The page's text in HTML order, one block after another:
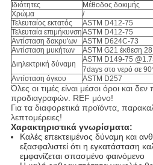
Ιδιότητες Μέθοδος δοκιμής
Χρώμα
/
Τελευταίος εκτατός
ASTM D412-75
Τελευταία επιμήκυνσηASTM D412-75
Αντίσταση δακρυ'ων
ASTM D624C-73
Αντίσταση μυκήτων
ASTM G21 έκθεση
Διηλεκτρική δύναμη
ASTM D149-75
7days στο νερό σε
Αντίσταση όγκου
ASTM D257
Όλες οι τιμές είναι μέσοι όροι και
προδιαγραφών. REF μόνο!
Για τα διαφορετικά προϊόντα,
λεπτομέρειες!
Χαρακτηριστικά γνωρίσματα:
Καλές επεκτειμένος δύναμη και
εξασφαλιστεί ότι η εγκατάσταση
εμφανίζεται σπασμένο φαινόμενο